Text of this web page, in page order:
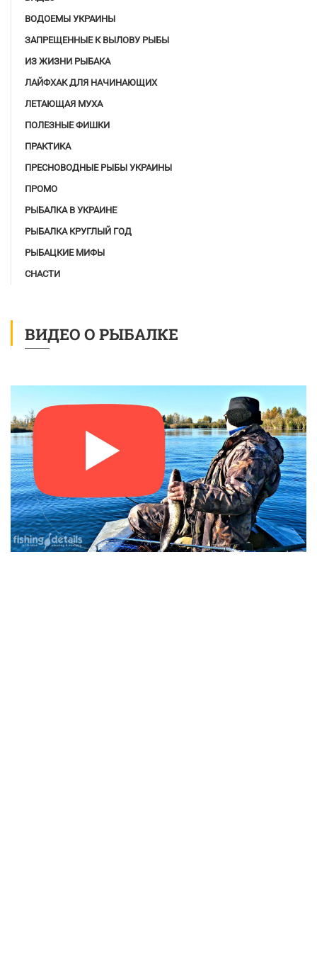
ВОДОЕМЫ УКРАИНЫ
ЗАПРЕЩЕННЫЕ К ВЫЛОВУ РЫБЫ
ИЗ ЖИЗНИ РЫБАКА
ЛАЙФХАК ДЛЯ НАЧИНАЮЩИХ
ЛЕТАЮЩАЯ МУХА
ПОЛЕЗНЫЕ ФИШКИ
ПРАКТИКА
ПРЕСНОВОДНЫЕ РЫБЫ УКРАИНЫ
ПРОМО
РЫБАЛКА В УКРАИНЕ
РЫБАЛКА КРУГЛЫЙ ГОД
РЫБАЦКИЕ МИФЫ
СНАСТИ
ВИДЕО О РЫБАЛКЕ